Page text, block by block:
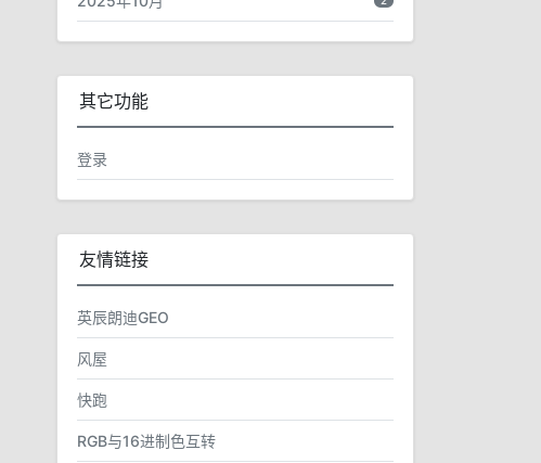
其它功能
登录
友情链接
英辰朗迪GEO
风屋
快跑
RGB与16进制色互转